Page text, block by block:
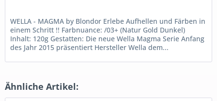
WELLA - MAGMA by Blondor Erlebe Aufhellen und Färben in
einem Schritt !! Farbnuance: /03+ (Natur Gold Dunkel)
Inhalt: 120g Gestatten: Die neue Wella Magma Serie Anfang
des Jahr 2015 präsentiert Hersteller Wella dem...
Ähnliche Artikel: